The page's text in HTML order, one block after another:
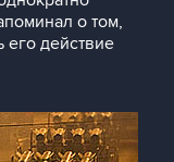
о том,
действие